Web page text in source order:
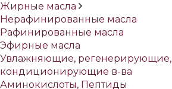
Жирные масла
Нерафинированные масла
Рафинированные масла
Эфирные масла
Увлажняющие, регенерирующие,
кондиционирующие в-ва
Аминокислоты, Пептиды